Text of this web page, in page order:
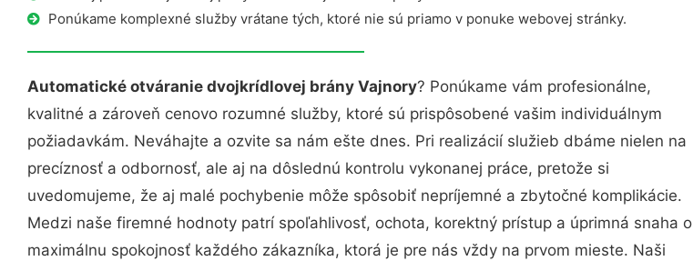
Ponúkame komplexné služby vrátane tých, ktoré nie sú priamo v ponuke webovej stránky.
Automatické otváranie dvojkrídlovej brány Vajnory? Ponúkame vám profesionálne,
kvalitné a zároveň cenovo rozumné služby, ktoré sú prispôsobené vašim individuálnym
požiadavkám. Neváhajte a ozvite sa nám ešte dnes. Pri realizácií služieb dbáme nielen na
precíznosť a odbornosť, ale aj na dôslednú kontrolu vykonanej práce, pretože si
uvedomujeme, že aj malé pochybenie môže spôsobiť nepríjemné a zbytočné komplikácie.
Medzi naše firemné hodnoty patrí spoľahlivosť, ochota, korektný prístup a úprimná snaha o
maximálnu spokojnosť každého zákazníka, ktorá je pre nás vždy na prvom mieste. Naši